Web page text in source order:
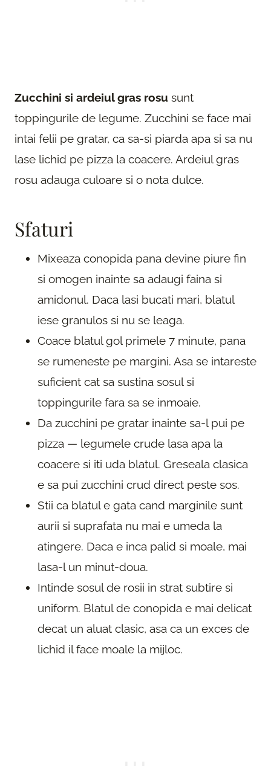
Zucchini si ardeiul gras rosu sunt
toppingurile de legume. Zucchini se face mai
intai felii pe gratar, ca sa-si piarda apa si sa nu
lase lichid pe pizza la coacere. Ardeiul gras
rosu adauga culoare si o nota dulce.
Sfaturi
Mixeaza conopida pana devine piure fin
si omogen inainte sa adaugi faina si
amidonul. Daca lasi bucati mari, blatul
iese granulos si nu se leaga.
Coace blatul gol primele 7 minute, pana
se rumeneste pe margini. Asa se intareste
suficient cat sa sustina sosul si
toppingurile fara sa se inmoaie.
Da zucchini pe gratar inainte sa-l pui pe
pizza — legumele crude lasa apa la
coacere si iti uda blatul. Greseala clasica
e sa pui zucchini crud direct peste sos.
Stii ca blatul e gata cand marginile sunt
aurii si suprafata nu mai e umeda la
atingere. Daca e inca palid si moale, mai
lasa-l un minut-doua.
Intinde sosul de rosii in strat subtire si
uniform. Blatul de conopida e mai delicat
decat un aluat clasic, asa ca un exces de
lichid il face moale la mijloc.